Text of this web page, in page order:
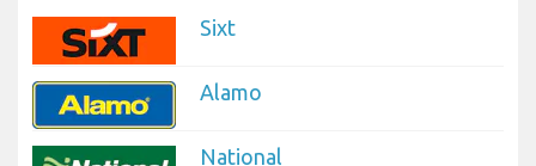
Sixt
Alamo
National